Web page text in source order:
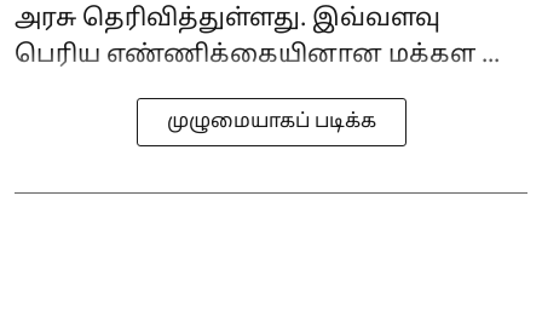
அரசு தெரிவித்துள்ளது. இவ்வளவு
பெரிய எண்ணிக்கையினான மக்கள ...
முழுமையாகப் படிக்க